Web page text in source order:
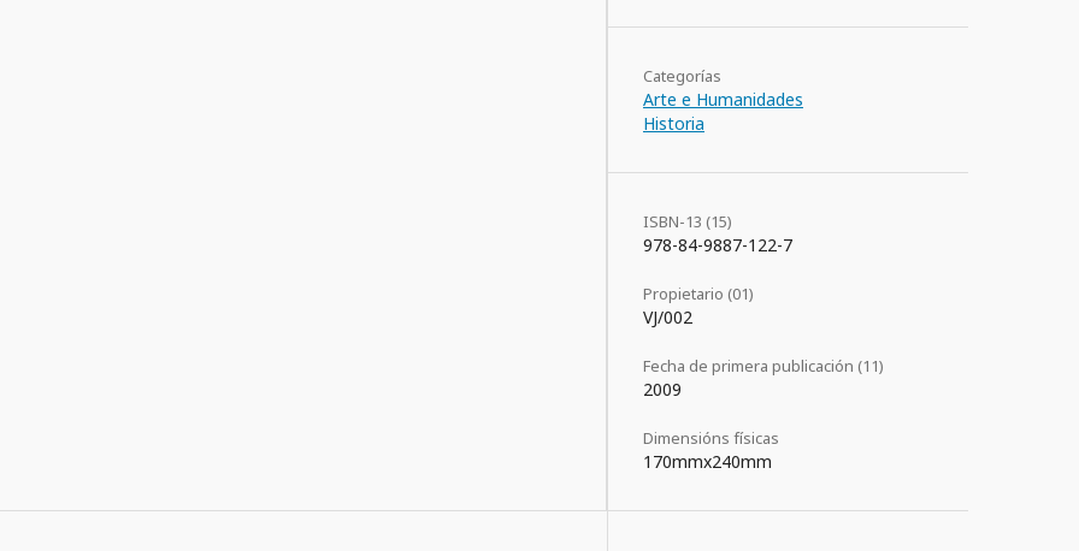
Categorías
Arte e Humanidades
Historia
ISBN-13 (15)
978-84-9887-122-7
Propietario (01)
VJ/002
Fecha de primera publicación (11)
2009
Dimensións físicas
170mmx240mm